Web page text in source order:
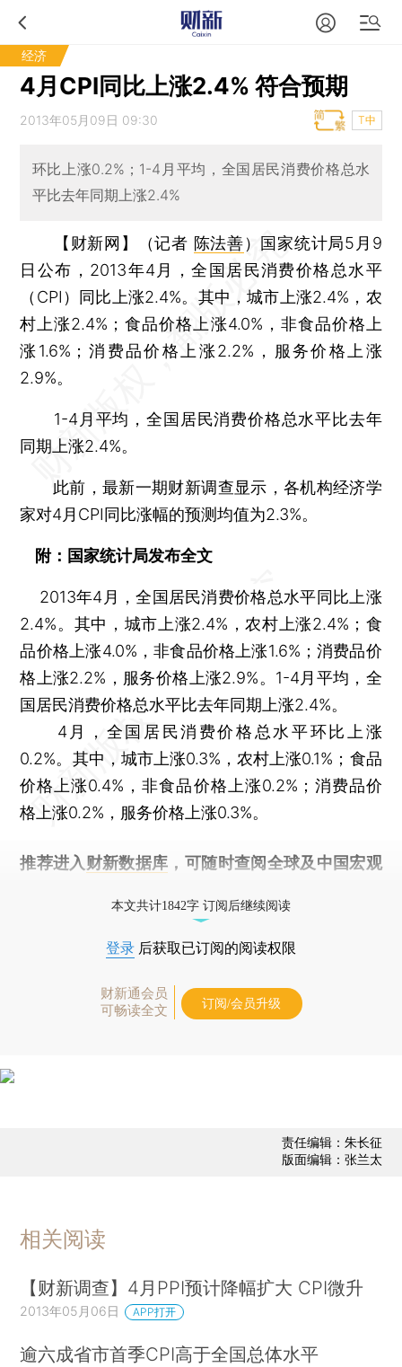
经济
4月CPI同比上涨2.4% 符合预期
2013年05月09日 09:30 T中
环比上涨0.2%；1-4月平均，全国居民消费价格总水
平比去年同期上涨2.4%
【财新网】（记者 陈法善） 国家统计局5月9
日公布，2013年4月，全国居民消费价格总水平
（CPI）同比上涨2.4%。其中，城市上涨2.4%，农
村上涨2.4%；食品价格上涨4.0%，非食品价格上
涨1.6%；消费品价格上涨2.2%，服务价格上涨
2.9%。
1-4月平均，全国居民消费价格总水平比去年
同期上涨2.4%。
此前，最新一期财新调查显示，各机构经济学
家对4月CPI同比涨幅的预测均值为2.3%。
附：国家统计局发布全文
2013年4月，全国居民消费价格总水平同比上涨
2.4%。其中，城市上涨2.4%，农村上涨2.4%；食
品价格上涨4.0%，非食品价格上涨1.6%；消费品价
格上涨2.2%，服务价格上涨2.9%。1-4月平均，全
国居民消费价格总水平比去年同期上涨2.4%。
4月，全国居民消费价格总水平环比上涨
0.2%。其中，城市上涨0.3%，农村上涨0.1%；食品
价格上涨0.4%，非食品价格上涨0.2%；消费品价
格上涨0.2%，服务价格上涨0.3%。
推荐进入 财新数据库 ，可随时查阅全球及中国宏观
本文共计1842字 订阅后继续阅读
登录 后获取已订阅的阅读权限
财新通会员
可畅读全文
订阅/会员升级
责任编辑：朱长征
版面编辑：张兰太
相关阅读
【财新调查】4月PPI预计降幅扩大 CPI微升
2013年05月06日 APP打开
逾六成省市首季CPI高于全国总体水平